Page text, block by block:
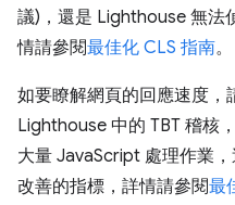
議)，還是 Lighthouse 無法
情請參閱最佳化 CLS 指南。
如要瞭解網頁的回應速度，
Lighthouse 中的 TBT 稽核
大量 JavaScript 處理作業
改善的指標，詳情請參閱最